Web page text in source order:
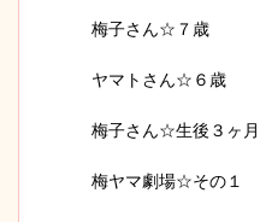
梅子さん☆７歳
ヤマトさん☆６歳
梅子さん☆生後３ヶ
梅ヤマ劇場☆その１